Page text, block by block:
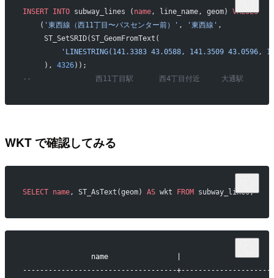
INSERT INTO subway_lines ( name, line_name, geom) VALUES
    (
'東西線（西11丁目〜バスセンター前）' , '東西線' ,
     ST_SetSRID(ST_GeomFromText(
'LINESTRING(141.3383 43.0588, 141.3509 43.0596,
     ),
4326));
--               西11丁目駅      西4丁目付近     大通駅
WKT で確認してみる
SELECT name, ST_AsText(geom) AS wkt FROM subway_lines;
name                |
------------------------------------